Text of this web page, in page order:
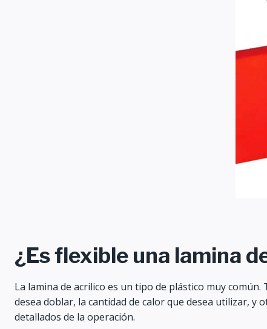
¿Es flexible una lamina
La lamina de acrilico es un tipo de plástico muy
desea doblar, la cantidad de calor que desea utilizar,
detallados de la operación.